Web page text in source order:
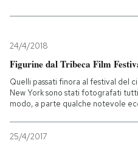
Mondo
Tecnologia
Internet
Scienza
Cultura
Economia
Sport
24/4/2018
Figurine dal Tribeca Film
Quelli passati finora al festival del
New York sono stati fotografati
modo, a parte qualche notevole
25/4/2017